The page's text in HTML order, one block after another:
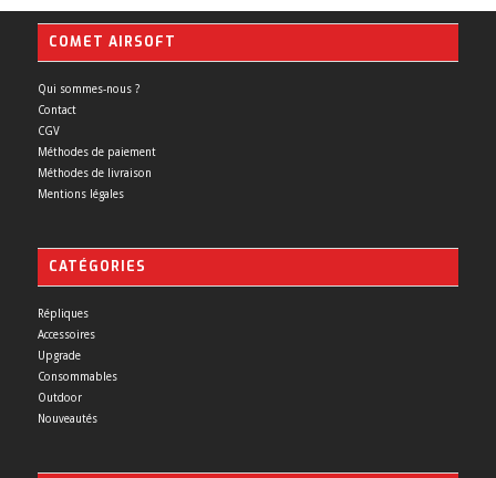
COMET AIRSOFT
Qui sommes-nous ?
Contact
CGV
Méthodes de paiement
Méthodes de livraison
Mentions légales
CATÉGORIES
Répliques
Accessoires
Upgrade
Consommables
Outdoor
Nouveautés